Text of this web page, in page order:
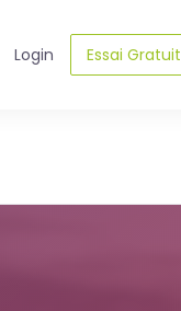
Login Essai Gratuit